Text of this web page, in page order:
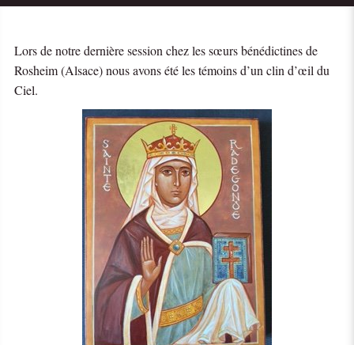
Lors de notre dernière session chez les sœurs bénédictines de
Rosheim (Alsace) nous avons été les témoins d’un clin d’œil du
Ciel.